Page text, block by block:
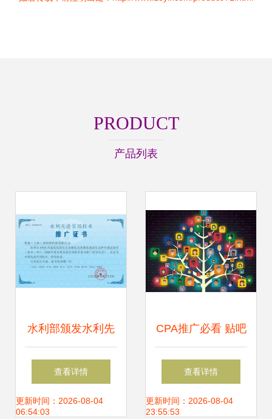
PRODUCT
产品列表
水利部颁发水利先
进实用技术推广证
书 技术推广助力智
查看详情
更新时间：2026-08-04
06:54:03
CPA推广必看 贴吧
操作与高效技术推
广全攻略
查看详情
更新时间：2026-08-04
23:55:53